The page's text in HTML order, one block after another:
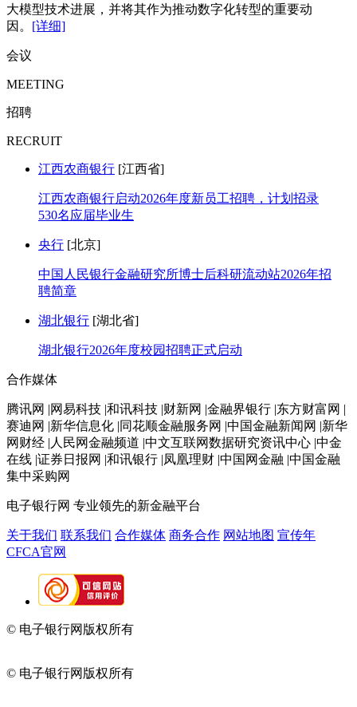
大模型技术进展，并将其作为推动数字化转型的重要动
因。 [详细]
会议
MEETING
招聘
RECRUIT
江西农商银行 [江西省]
江西农商银行启动2026年度新员工招聘，计划招录
530名应届毕业生
央行 [北京]
中国人民银行金融研究所博士后科研流动站2026年招
聘简章
湖北银行 [湖北省]
湖北银行2026年度校园招聘正式启动
合作媒体
腾讯网 |网易科技 |和讯科技 |财新网 |金融界银行 |东方财富网 |
赛迪网 |新华信息化 |同花顺金融服务网 |中国金融新闻网 |新华
网财经 |人民网金融频道 |中文互联网数据研究资讯中心 |中金
在线 |证券日报网 |和讯银行 |凤凰理财 |中国网金融 |中国金融
集中采购网
电子银行网 专业领先的新金融平台
关于我们 联系我们 合作媒体 商务合作 网站地图 宣传年
CFCA官网
© 电子银行网版权所有
© 电子银行网版权所有